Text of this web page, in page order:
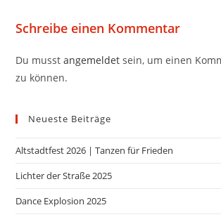
Schreibe einen Kommentar
Du musstangemeldet sein, um einen
zu können.
Neueste Beiträge
Altstadtfest 2026 | Tanzen für Frieden
Lichter der Straße 2025
Dance Explosion 2025